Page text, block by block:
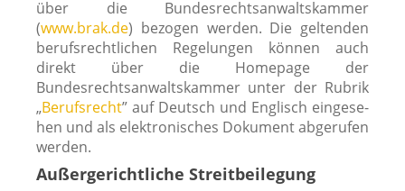
über die Bundesrechtsanwaltskammer
(www.brak.de) bezo­gen wer­den. Die gel­ten­den
berufs­recht­li­chen Regelungen kön­nen auch
direkt über die Homepage der
Bundesrechtsanwaltskammer unter der Rubrik
„Berufsrecht” auf Deutsch und Englisch ein­ge­se­
hen und als elek­tro­ni­sches Dokument abge­ru­fen
werden.
Außergerichtliche Streitbeilegung